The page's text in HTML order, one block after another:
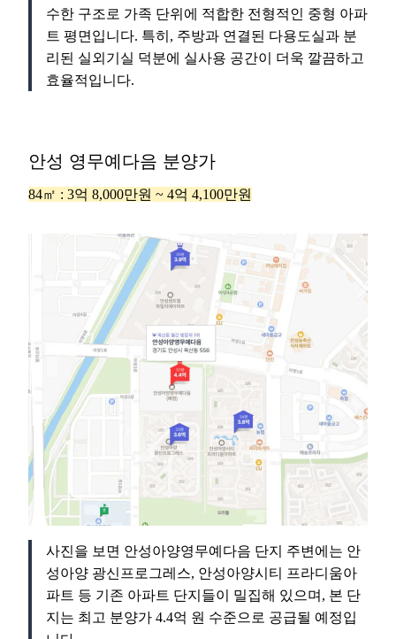
수한 구조로 가족 단위에 적합한 전형적인 중형 아파
트 평면입니다. 특히, 주방과 연결된 다용도실과 분
리된 실외기실 덕분에 실사용 공간이 더욱 깔끔하고
효율적입니다.
안성 영무예다음 분양가
84㎡ : 3억 8,000만원 ~ 4억 4,100만원
사진을 보면 안성아양영무예다음 단지 주변에는 안
성아양 광신프로그레스, 안성아양시티 프라디움아
파트 등 기존 아파트 단지들이 밀집해 있으며, 본 단
지는 최고 분양가 4.4억 원 수준으로 공급될 예정입